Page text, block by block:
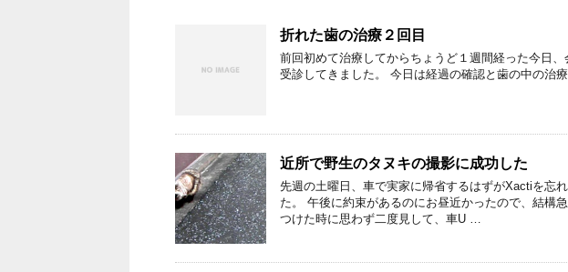
折れた歯の治療２回目
前回初めて治療してからちょうど１週間経った今日
受診してきました。 今日は経過の確認と歯の中の治療
近所で野生のタヌキの撮影に成功した
先週の土曜日、車で実家に帰省するはずがXactiを忘
た。 午後に約束があるのにお昼近かったので、結構
つけた時に思わず二度見して、車U …